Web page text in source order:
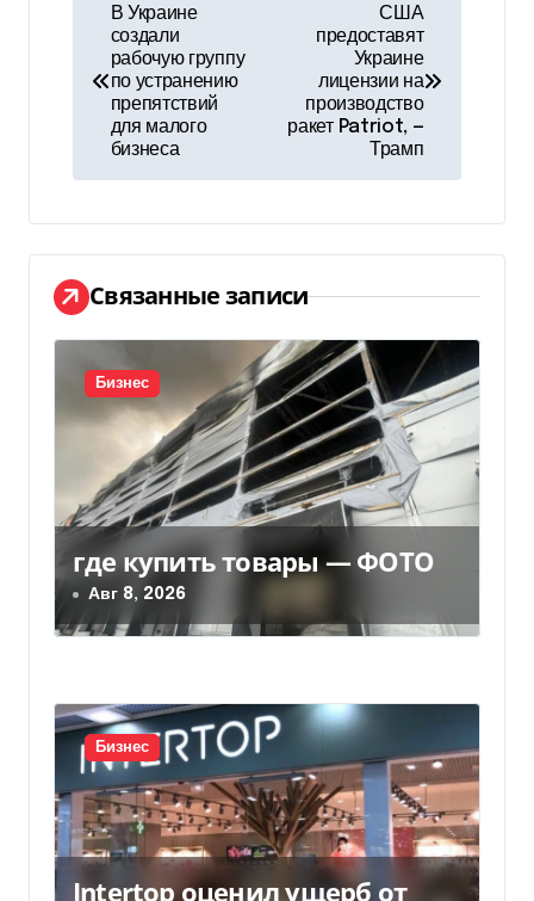
а
ц
и
я
о
з
а
п
и
с
я
м
В Украине
создали
рабочую группу
по устранению
препятствий
для малого
бизнеса
США
предоставят
Украине
лицензии на
производство
ракет Patriot, —
Трамп
Связанные записи
Бизнес
где купить товары — ФОТО
Авг 8, 2026
Бизнес
Intertop оценил ущерб от